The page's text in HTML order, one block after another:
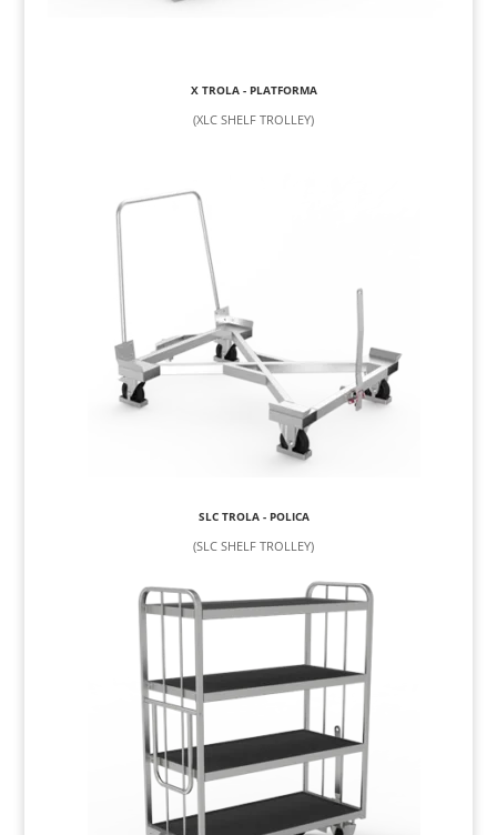
X TROLA - PLATFORMA
(XLC SHELF TROLLEY)
SLC TROLA - POLICA
(SLC SHELF TROLLEY)